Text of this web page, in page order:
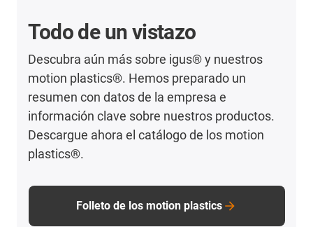
Todo de un vistazo
Descubra aún más sobre igus® y nuestros
motion plastics®. Hemos preparado un
resumen con datos de la empresa e
información clave sobre nuestros productos.
Descargue ahora el catálogo de los motion
plastics®.
Folleto de los motion plastics